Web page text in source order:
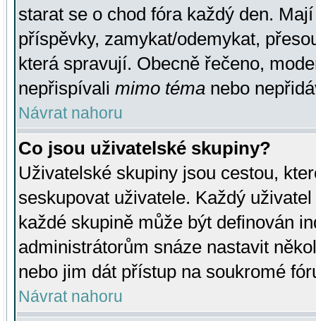
starat se o chod fóra každý den.
příspěvky, zamykat/odemykat,
která spravují. Obecně řečeno,
nepřispívali mimo téma nebo
Návrat nahoru
Co jsou uživatelské skupiny?
Uživatelské skupiny jsou cestou,
seskupovat uživatele. Každý
každé skupině může být definován
administrátorům snáze nastavit
nebo jim dát přístup na soukromé
Návrat nahoru